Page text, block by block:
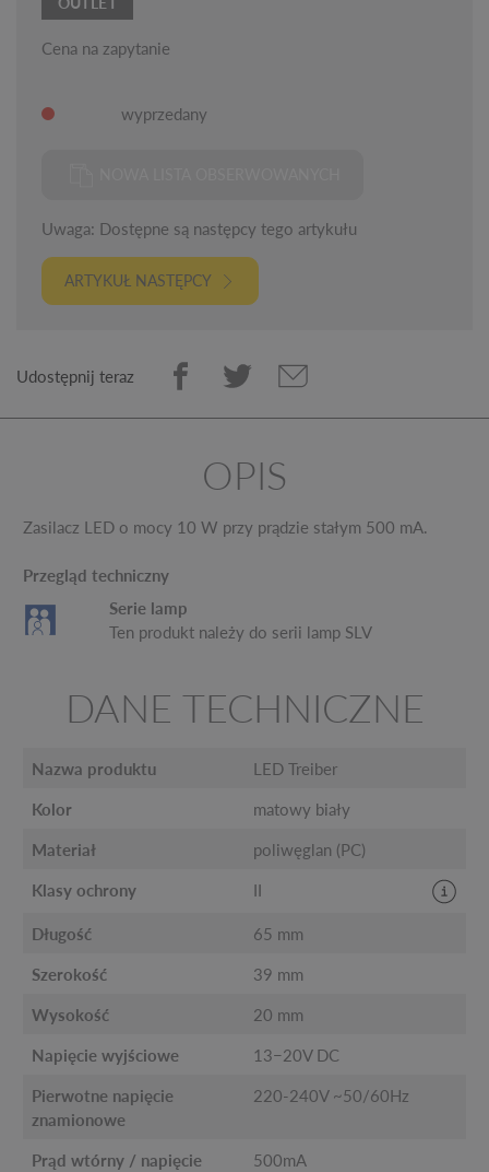
Cena na zapytanie
wyprzedany
Uwaga: Dostępne są następcy tego artykułu
ARTYKUŁ NASTĘPCY
Udostępnij teraz
OPIS
Zasilacz LED o mocy 10 W przy prądzie stałym 500 mA.
Przegląd techniczny
Serie lamp
Ten produkt należy do serii lamp SLV
DANE TECHNICZNE
Nazwa produktu LED Treiber
Kolor matowy biały
Materiał poliwęglan (PC)
Klasy ochrony II
Długość 65 mm
Szerokość 39 mm
Wysokość 20 mm
Napięcie wyjściowe 13−20V DC
Pierwotne napięcie
znamionowe
220-240V ~50/60Hz
Prąd wtórny / napięcie
500mA